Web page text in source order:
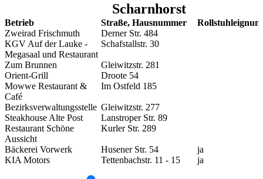
Scharnhorst
Betrieb Straße, Hausnummer
Zweirad Frischmuth
Derner Str. 484
KGV Auf der Lauke -
Megasaal und Restaurant
Schafstallstr. 30
Zum Brunnen
Gleiwitzstr. 281
Orient-Grill
Droote 54
Mowwe Restaurant &
Café
Im Ostfeld 185
Bezirksverwaltungsstelle Gleiwitzstr. 277
Steakhouse Alte Post
Lanstroper Str. 89
Restaurant Schöne
Aussicht
Kurler Str. 289
Bäckerei Vorwerk Husener Str. 54
ja
KIA Motors
Tettenbachstr. 11 - 15 ja